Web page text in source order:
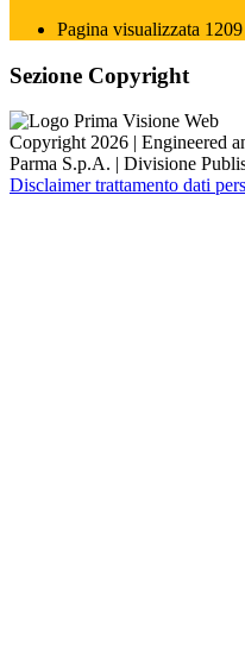
Pagina visualizzata 1209
Sezione Copyright
Copyright 2026 | Engineered
Parma S.p.A. | Divisione
Disclaimer trattamento dati